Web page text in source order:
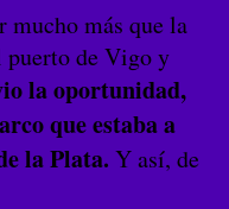
mucho más que la
puerto de Vigo y
la oportunidad,
que estaba a
la Plata. Y así, de